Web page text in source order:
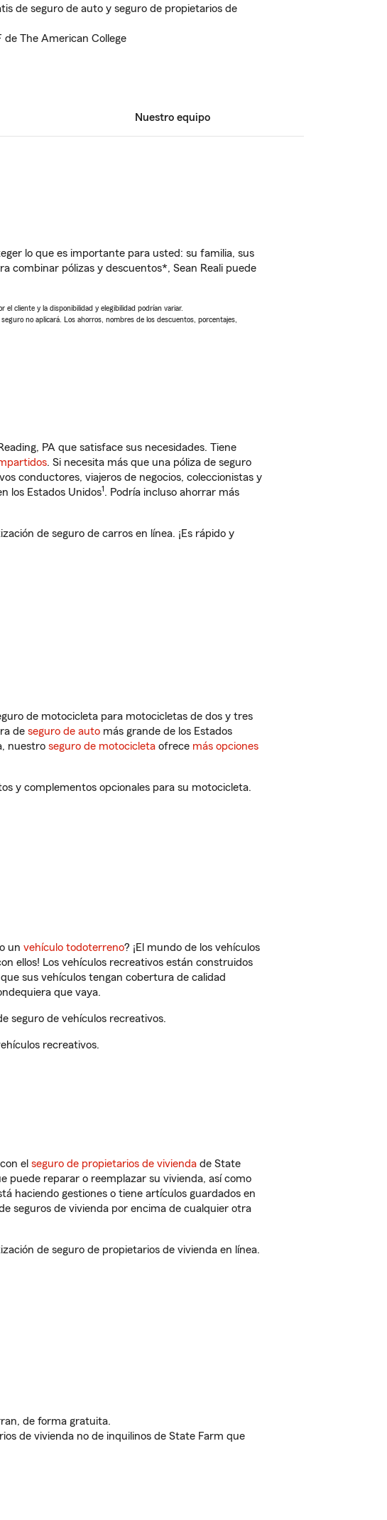
de seguro de auto y seguro de propietarios de
de The American College
Nuestro equipo
lo que es importante para usted: su familia, sus
combinar pólizas y descuentos*, Sean Reali puede
cliente y la disponibilidad y elegibilidad podrían variar.
no aplicará. Los ahorros, nombres de los descuentos, porcentajes,
PA que satisface sus necesidades. Tiene
. Si necesita más que una póliza de seguro
conductores, viajeros de negocios, coleccionistas y
los Estados Unidos1. Podría incluso ahorrar más
de seguro de carros en línea. ¡Es rápido y
de motocicleta para motocicletas de dos y tres
de seguro de auto más grande de los Estados
nuestro seguro de motocicleta ofrece más opciones
y complementos opcionales para su motocicleta.
o un vehículo todoterreno? ¡El mundo de los vehículos
ellos! Los vehículos recreativos están construidos
sus vehículos tengan cobertura de calidad
que vaya.
seguro de vehículos recreativos.
recreativos.
el seguro de propietarios de vivienda de State
puede reparar o reemplazar su vivienda, así como
haciendo gestiones o tiene artículos guardados en
seguros de vivienda por encima de cualquier otra
de seguro de propietarios de vivienda en línea.
de forma gratuita.
de vivienda no de inquilinos de State Farm que